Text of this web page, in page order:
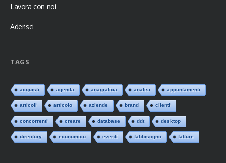
Lavora con noi
Aderisci
TAGS
acquisti agenda anagrafica analisi appuntamenti
articoli articolo aziende brand clienti
concorrenti creare database ddt desktop
directory economico eventi fabbisogno fatture